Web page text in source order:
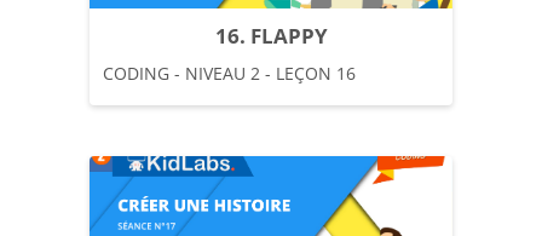
16. FLAPPY
CODING - NIVEAU 2 - LEÇON 16